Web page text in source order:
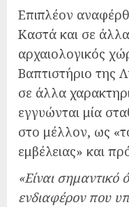
Επιπλέον
Καστά και σε
αρχαιολογικός
Βαπτιστήριο της
σε άλλα
εγγυώνται μία
στο μέλλον, ως
εμβέλειας» και
«Είναι σημαντικό
ενδιαφέρον που